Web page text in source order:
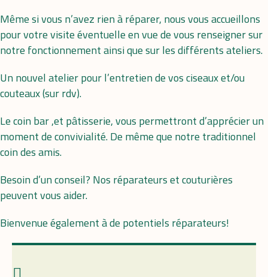
Même si vous n’avez rien à réparer, nous vous accueillons
pour votre visite éventuelle en vue de vous renseigner sur
notre fonctionnement ainsi que sur les différents ateliers.
Un nouvel atelier pour l’entretien de vos ciseaux et/ou
couteaux (sur rdv).
Le coin bar ,et pâtisserie, vous permettront d’apprécier un
moment de convivialité. De même que notre traditionnel
coin des amis.
Besoin d’un conseil? Nos réparateurs et couturières
peuvent vous aider.
Bienvenue également à de potentiels réparateurs!